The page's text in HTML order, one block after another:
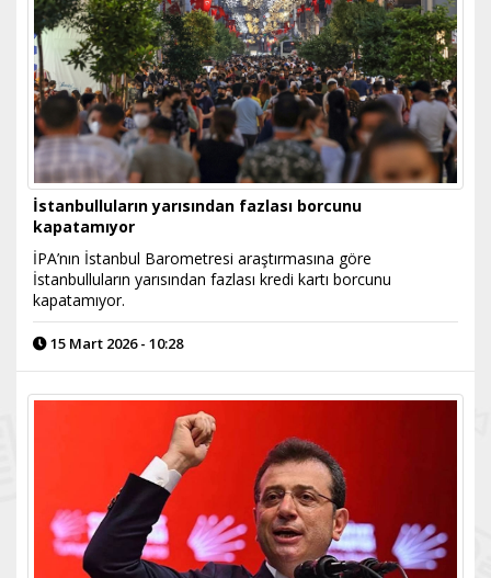
İstanbulluların yarısından fazlası borcunu
kapatamıyor
İPA’nın İstanbul Barometresi araştırmasına göre
İstanbulluların yarısından fazlası kredi kartı borcunu
kapatamıyor.
15 Mart 2026 - 10:28